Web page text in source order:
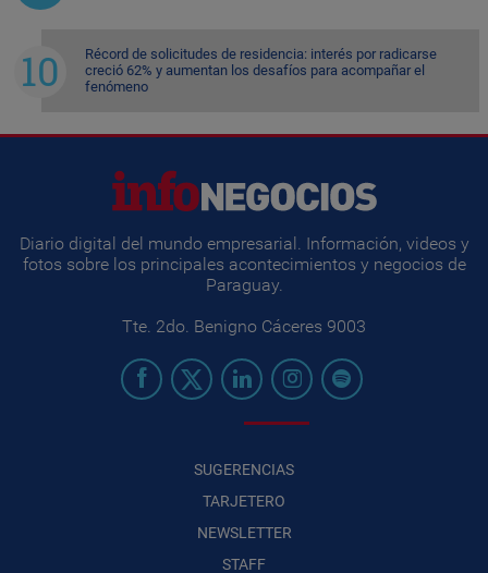
Récord de solicitudes de residencia: interés por radicarse
creció 62% y aumentan los desafíos para acompañar el
fenómeno
Diario digital del mundo empresarial. Información, videos y
fotos sobre los principales acontecimientos y negocios de
Paraguay.
Tte. 2do. Benigno Cáceres 9003
SUGERENCIAS
TARJETERO
NEWSLETTER
STAFF